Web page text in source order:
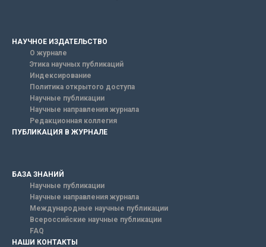
НАУЧНОЕ ИЗДАТЕЛЬСТВО
О журнале
Этика научных публикаций
Индексирование
Политика открытого доступа
Научные публикации
Научные направления журнала
Редакционная коллегия
ПУБЛИКАЦИЯ В ЖУРНАЛЕ
БАЗА ЗНАНИЙ
Научные публикации
Научные направления журнала
Международные научные публикации
Всероссийские научные публикации
FAQ
НАШИ КОНТАКТЫ